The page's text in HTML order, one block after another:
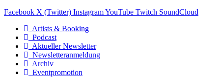
Facebook X (Twitter) InstagramYouTube Twitch SoundCloud
Artists & Booking
Podcast
Aktueller Newsletter
Newsletteranmeldung
Archiv
Eventpromotion